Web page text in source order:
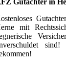
mit